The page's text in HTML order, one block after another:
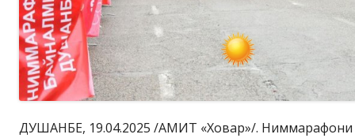
ДУШАНБЕ, 19.04.2025 /АМИТ «Ховар»/. Ниммарафони